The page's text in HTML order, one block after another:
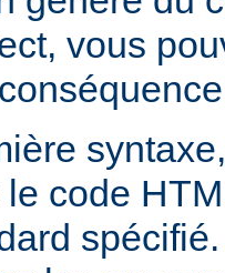
vous
code